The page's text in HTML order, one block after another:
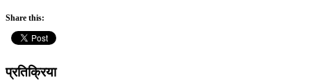
Share this:
प्रतिक्रिया